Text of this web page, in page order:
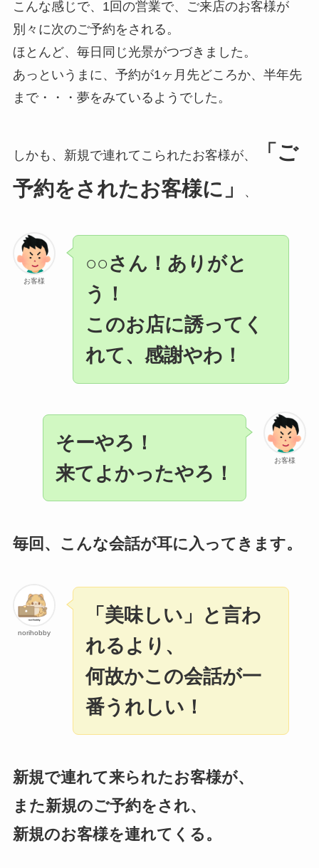
こんな感じで、1回の営業で、ご来店のお客様が
別々に次のご予約をされる。
ほとんど、毎日同じ光景がつづきました。
あっというまに、予約が1ヶ月先どころか、半年先
まで・・・夢をみているようでした。
しかも、新規で連れてこられたお客様が、
「ご
予約をされたお客様に」
、
お客様
○○さん！ありがと
う！
このお店に誘ってく
れて、感謝やわ！
お客様
そーやろ！
来てよかったやろ！
毎回、こんな会話が耳に入ってきます。
norihobby
「美味しい」と言わ
れるより、
何故かこの会話が一
番うれしい！
新規で連れて来られたお客様が、
また新規のご予約をされ、
新規のお客様を連れてくる。